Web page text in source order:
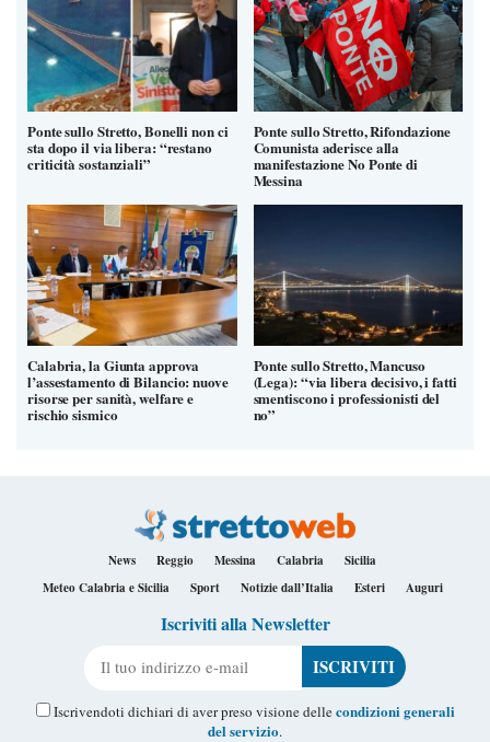
Ponte sullo Stretto, Bonelli non ci
sta dopo il via libera: “restano
criticità sostanziali”
Ponte sullo Stretto, Rifondazione
Comunista aderisce alla
manifestazione No Ponte di
Messina
Calabria, la Giunta approva
l’assestamento di Bilancio: nuove
risorse per sanità, welfare e
rischio sismico
Ponte sullo Stretto, Mancuso
(Lega): “via libera decisivo, i fatti
smentiscono i professionisti del
no”
News Reggio Messina Calabria
Sicilia
Meteo Calabria e Sicilia
Sport Notizie dall’Italia Esteri Auguri
Iscriviti alla Newsletter
Iscrivendoti dichiari di aver preso visione dellecondizioni generali
del servizio.